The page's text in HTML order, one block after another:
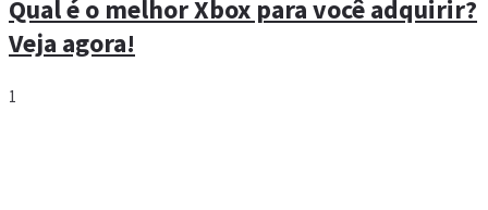
Qual é o melhor Xbox para você adquirir?
Veja agora!
1